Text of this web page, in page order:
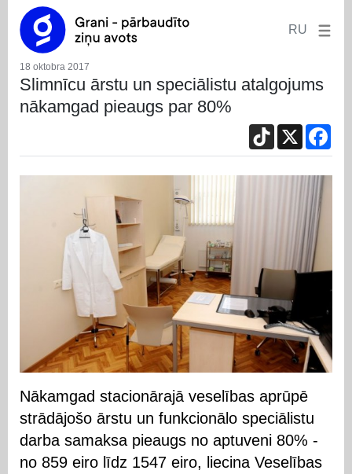
RU
18 oktobra 2017
Slimnīcu ārstu un speciālistu atalgojums
nākamgad pieaugs par 80%
TikTok
X
Nākamgad stacionārajā veselības aprūpē
strādājošo ārstu un funkcionālo speciālistu
darba samaksa pieaugs no aptuveni 80% -
no 859 eiro līdz 1547 eiro, liecina Veselības